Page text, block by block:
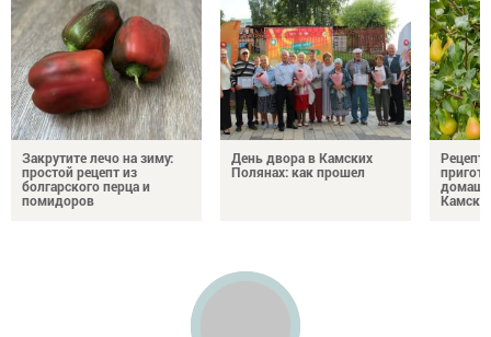
Закрутите лечо на зиму:
простой рецепт из
болгарского перца и
помидоров
День двора в Камских
Полянах: как прошел